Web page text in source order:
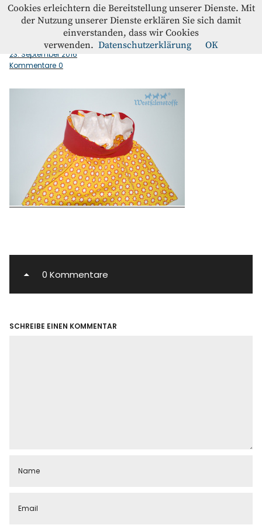
Westfalenstoffe-Blog
Instagram
Facebook
buendchen_annaehen
23. September 2016
Kommentare 0
0 Kommentare
SCHREIBE EINEN KOMMENTAR
Cookies erleichtern die Bereitstellung unserer Dienste. Mit
der Nutzung unserer Dienste erklären Sie sich damit
einverstanden, dass wir Cookies
verwenden. Datenschutzerklärung OK